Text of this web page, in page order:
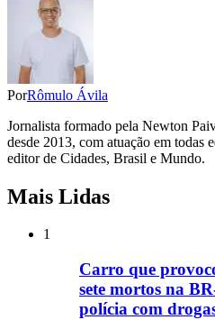
PorRômulo Ávila
Jornalista formado pela Newton
desde 2013, com atuação em todas
editor de Cidades, Brasil e Mundo.
Mais Lidas
1
Carro que
sete mortos na
polícia com